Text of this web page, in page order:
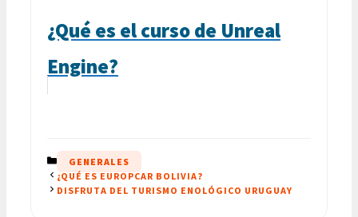
¿Qué es el curso de Unreal
Engine?
CATEGORÍAS
GENERALES
¿QUÉ ES EUROPCAR BOLIVIA?
DISFRUTA DEL TURISMO ENOLÓGICO URUGUAY